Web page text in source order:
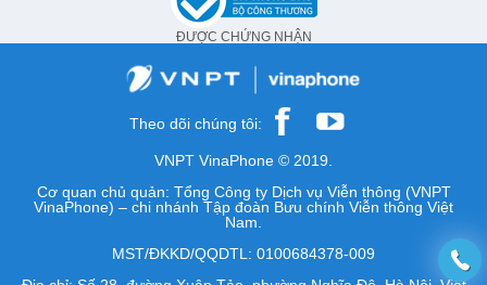
ĐƯỢC CHỨNG NHẬN
Theo dõi chúng tôi:
VNPT VinaPhone © 2019.
Cơ quan chủ quản: Tổng Công ty Dịch vụ Viễn thông (VNPT
VinaPhone) – chi nhánh Tập đoàn Bưu chính Viễn thông Việt
Nam.
MST/ĐKKD/QQDTL: 0100684378-009